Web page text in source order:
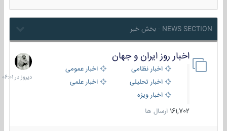
NEWS SECTION - بخش خبر
اخبار روز ایران و جهان
اخبار نظامی
اخبار عمومی
اخبار تحلیلی
اخبار علمی
اخبار ویژه
161,702 ارسال ها
دیروز
در
06:01